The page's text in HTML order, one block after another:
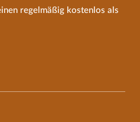
regelmäßig kostenlos als